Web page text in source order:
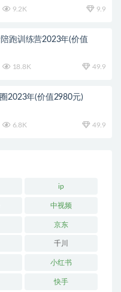
9.2K 9.9
跑训练营2023年(价值
18.8K 49.9
2023年(价值2980元)
6.8K 49.9
ip
中视频
京东
千川
小红书
快手